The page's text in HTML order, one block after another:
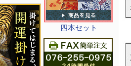
四本セット